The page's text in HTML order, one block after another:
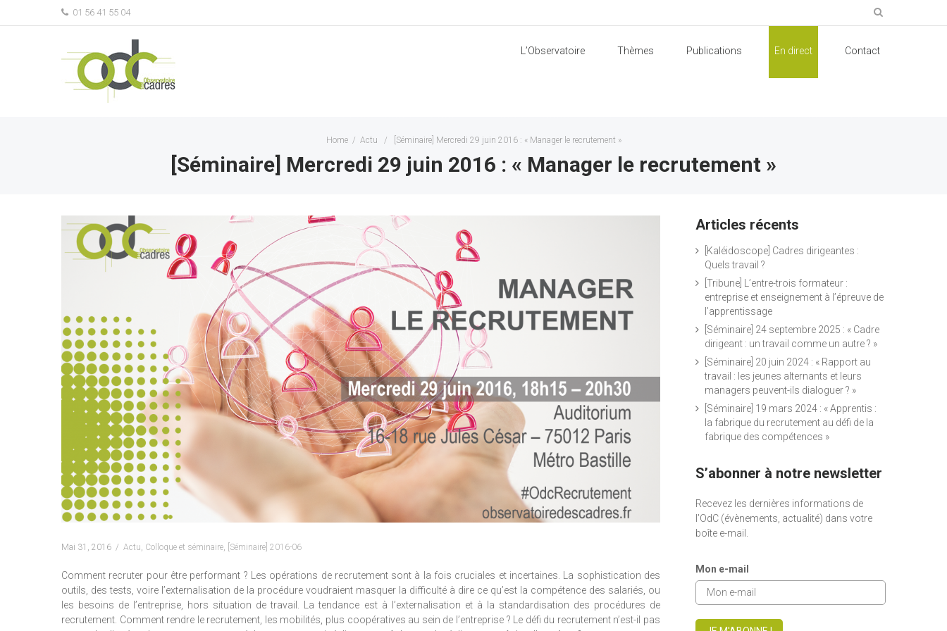
01 56 41 55 04
L’Observatoire Thèmes Publications En direct Contact
Home / Actu / [Séminaire] Mercredi 29 juin 2016 : « Manager le recrutement »
[Séminaire] Mercredi 29 juin 2016 : « Manager le recrutement »
Mai 31, 2016 Actu, Colloque et séminaire, [Séminaire] 2016-06
Comment recruter pour être performant ? Les opérations de recrutement sont à la fois cruciales et incertaines. La sophistication des
outils, des tests, voire l’externalisation de la procédure voudraient masquer la difficulté à dire ce qu’est la compétence des salariés, ou
les besoins de l’entreprise, hors situation de travail. La tendance est à l’externalisation et à la standardisation des procédures de
recrutement. Comment rendre le recrutement, les mobilités, plus coopératives au sein de l’entreprise ? Le défi du recrutement n’est-il pas
Articles récents
[Kaléidoscope] Cadres dirigeantes :
Quels travail ?
[Tribune] L’entre-trois formateur :
entreprise et enseignement à l’épreuve de
l’apprentissage
[Séminaire] 24 septembre 2025 : « Cadre
dirigeant : un travail comme un autre ? »
[Séminaire] 20 juin 2024 : « Rapport au
travail : les jeunes alternants et leurs
managers peuvent-ils dialoguer ? »
[Séminaire] 19 mars 2024 : « Apprentis :
la fabrique du recrutement au défi de la
fabrique des compétences »
S’abonner à notre newsletter
Recevez les dernières informations de
l’OdC (évènements, actualité) dans votre
boîte e-mail.
Mon e-mail